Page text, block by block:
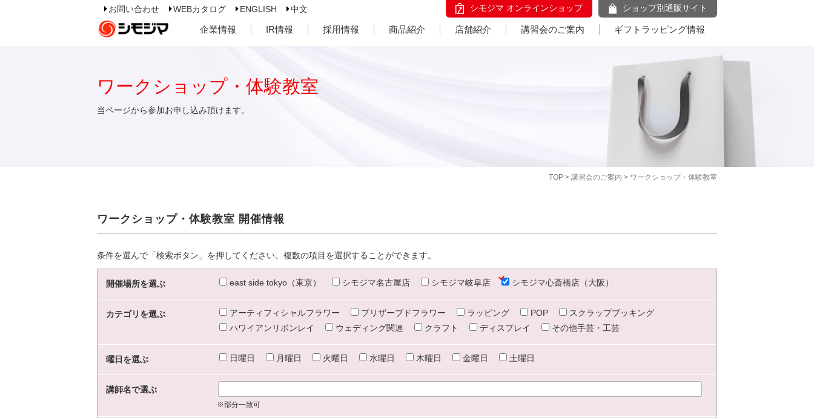
お問い合わせ WEBカタログ ENGLISH 中文 シモジマ オンラインショップ ショップ別通販サイト
企業情報 IR情報 採用情報 商品紹介 店舗紹介 講習会のご案内 ギフトラッピング情報
TOP > 講習会のご案内 > ワークショップ・体験教室
ワークショップ・体験教室
当ページから参加お申し込み頂けます。
ワークショップ・体験教室 開催情報
条件を選んで「検索ボタン」を押してください。複数の項目を選択することができます。
開催場所を選ぶ east side tokyo（東京） シモジマ名古屋店 シモジマ岐阜店 シモジマ心斎橋店（大阪）
カテゴリを選ぶ アーティフィシャルフラワー プリザーブドフラワー ラッピング POP
スクラップブッキング
ハワイアンリボンレイ
ウェディング関連 クラフト ディスプレイ その他手芸・工芸
曜日を選ぶ 日曜日 月曜日 火曜日 水曜日 木曜日 金曜日 土曜日
講師名で選ぶ
※部分一致可